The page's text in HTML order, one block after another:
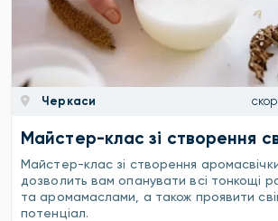
Черкаси
Майстер-клас зі створення
Майстер-клас зі створення
дозволить вам опанувати всі тонкощі
та аромамаслами, а також проявити
потенціал.